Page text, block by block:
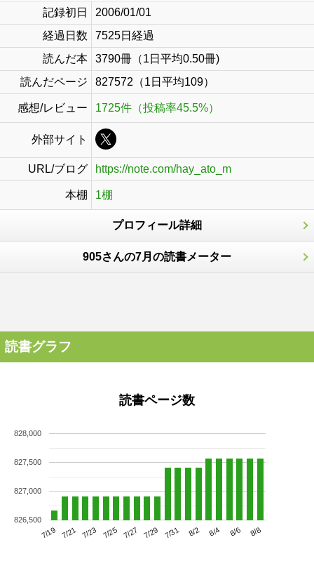
記録初日
2006/01/01
経過日数
7525日経過
読んだ本
3790冊（1日平均0.50冊)
読んだページ
827572（1日平均109）
感想/レビュー 1725件（投稿率45.5%）
外部サイト
URL/ブログ https://note.com/hay_ato_m
本棚 1棚
プロフィール詳細
905さんの7月の読書メーター
読書グラフ
読書ページ数
7/19 7/21 7/23 7/25 7/27 7/29 7/31 8/2 8/4 8/6 8/8
826,500
827,000
827,500
828,000